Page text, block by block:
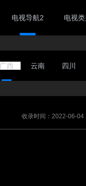
电视导航2 电视类
广西 云南 四川
收录时间：2022-06-04